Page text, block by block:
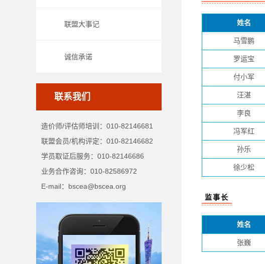
联盟大事记
诚信承诺
联系我们
造价师/评估师培训：010-82146681
联盟会员/机构评定：010-82146682
学员取证后服务：010-82146686
业务合作咨询：010-82586972
E-mail：bscea@bscea.org
姓名
马雪鹏
罗运宝
付小军
汪湛
李良
冯军红
孙乐
徐少松
监事长
姓名
张巍